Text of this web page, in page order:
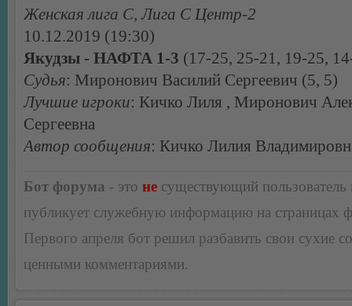
Женская лига С, Лига С Центр-2
10.12.2019 (19:30)
Якудзы - НАФТА 1-3 (17-25, 25-21, 19-25,
Судья: Миронович Василий Сергеевич (5, 5)
Лучшие игроки: Кичко Лиля , Миронович
Сергеевна
Автор сообщения: Кичко Лилия
Бот форума - это не существующий пользователь
публикует служебную информацию на страницах
Первого апреля бот решил разбавить свои сухие
ценными комментариями.